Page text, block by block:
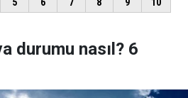
durumu nasıl? 6